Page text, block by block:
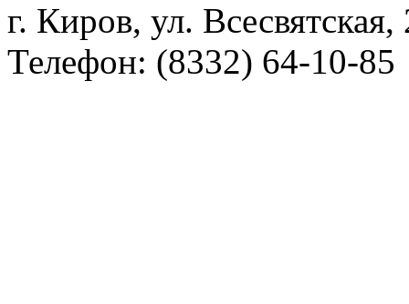
г. Киров, ул. Всесвятская,
Телефон: (8332) 64-10-85